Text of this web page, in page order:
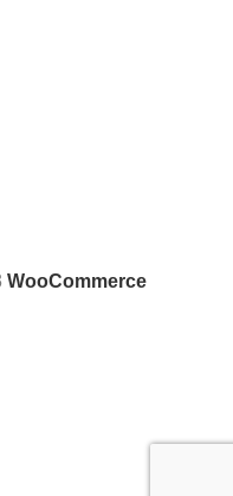
WooCommerce